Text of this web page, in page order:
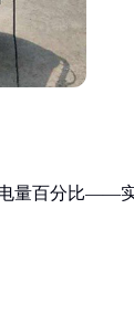
量百分比——